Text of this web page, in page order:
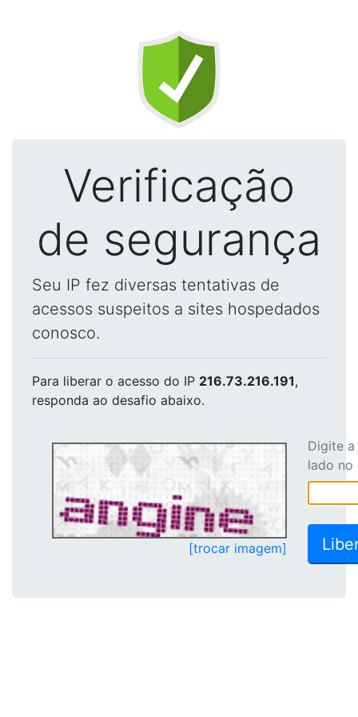
Verificação
de segurança
Seu IP fez diversas tentativas de
acessos suspeitos a sites hospedados
conosco.
Para liberar o acesso do IP 216.73.216.191,
responda ao desafio abaixo.
[trocar imagem]
Digite
lado no